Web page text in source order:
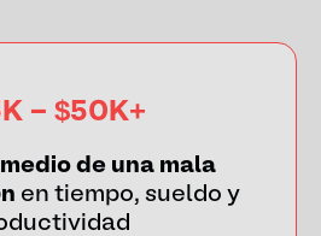
- $50K+
de una mala
en tiempo, sueldo y